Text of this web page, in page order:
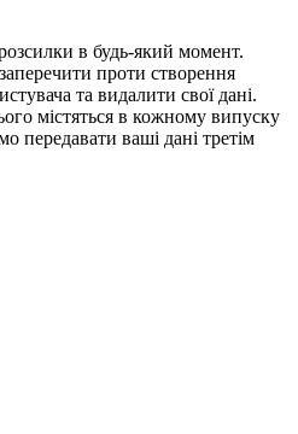
в будь-який момент.
проти створення
та видалити свої дані.
містяться в кожному випуску
передавати ваші дані третім